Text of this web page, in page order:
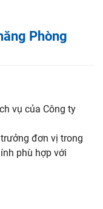
Phòng
vụ của Công ty
đơn vị trong
phù hợp với